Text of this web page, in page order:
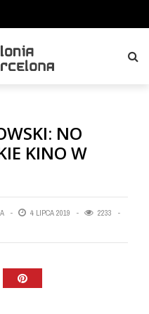
NO
KINO W
4 LIPCA 2019
2233